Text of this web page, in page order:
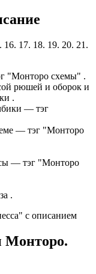
16. 17. 18. 19. 20. 21.
"Монторо схемы" .
рюшей и оборок и
.
— тэг
— тэг "Монторо
— тэг "Монторо
.
с описанием
Монторо.